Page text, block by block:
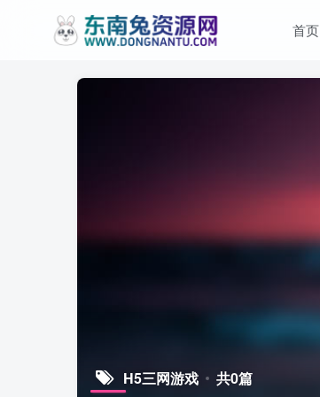
首页
H5三网游戏 共0篇